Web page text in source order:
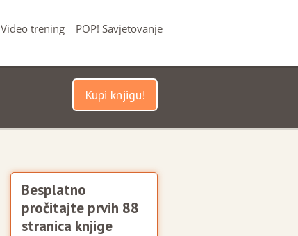
Video trening POP! Savjetovanje
Kupi knjigu!
Besplatno
pročitajte prvih 88
stranica knjige